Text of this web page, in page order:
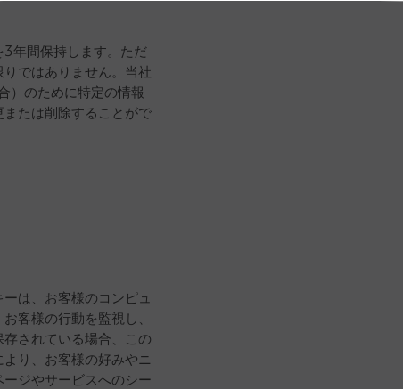
年間保持します。ただ
ではありません。当社
）のために特定の情報
たは削除することがで
は、お客様のコンピュ
客様の行動を監視し、
されている場合、この
り、お客様の好みやニ
ジやサービスへのシー